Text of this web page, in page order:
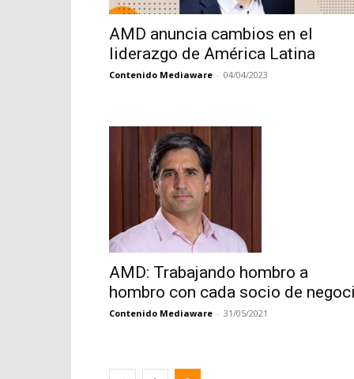
AMD anuncia cambios en el
liderazgo de América Latina
Contenido Mediaware - 04/04/2023
AMD: Trabajando hombro a
hombro con cada socio de
Contenido Mediaware - 31/05/2021